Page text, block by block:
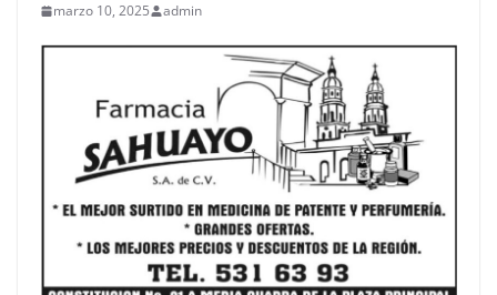
marzo 10, 2025 admin